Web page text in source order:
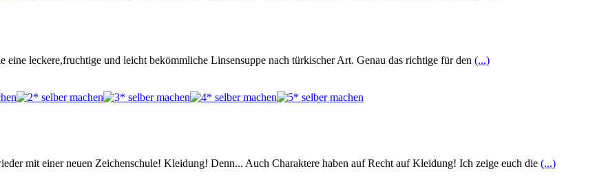
leckere,fruchtige und leicht bekömmliche Linsensuppe nach türkischer Art. Genau das richtige für den (...)
mit einer neuen Zeichenschule! Kleidung! Denn... Auch Charaktere haben auf Recht auf Kleidung! Ich zeige euch die (...)